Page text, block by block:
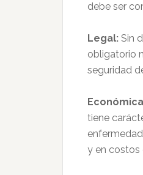
debe ser
Legal: Sin
obligatorio
seguridad
tiene
y en costos